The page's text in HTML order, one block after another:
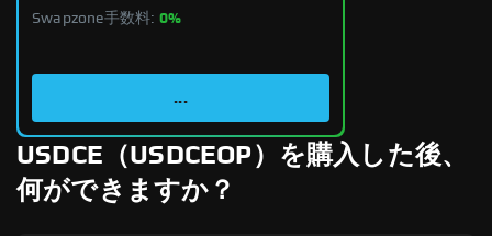
Swapzone手数料: 0%
...
USDCE（USDCEOP）を購入した後、
何ができますか？